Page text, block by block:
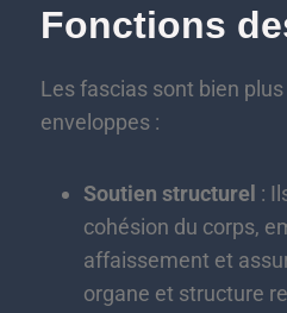
Fonctions
Les fascias sont bien
enveloppes :
Soutien structurel :
cohésion du corps,
affaissement et
organe et structure